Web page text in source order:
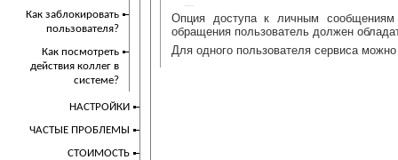
Как заблокировать
пользователя?
Как посмотреть
действия коллег в
системе?
НАСТРОЙКИ
ЧАСТЫЕ ПРОБЛЕМЫ
СТОИМОСТЬ
Опция доступа к личным сообщениям
обращения пользователь должен
Для одного пользователя сервиса